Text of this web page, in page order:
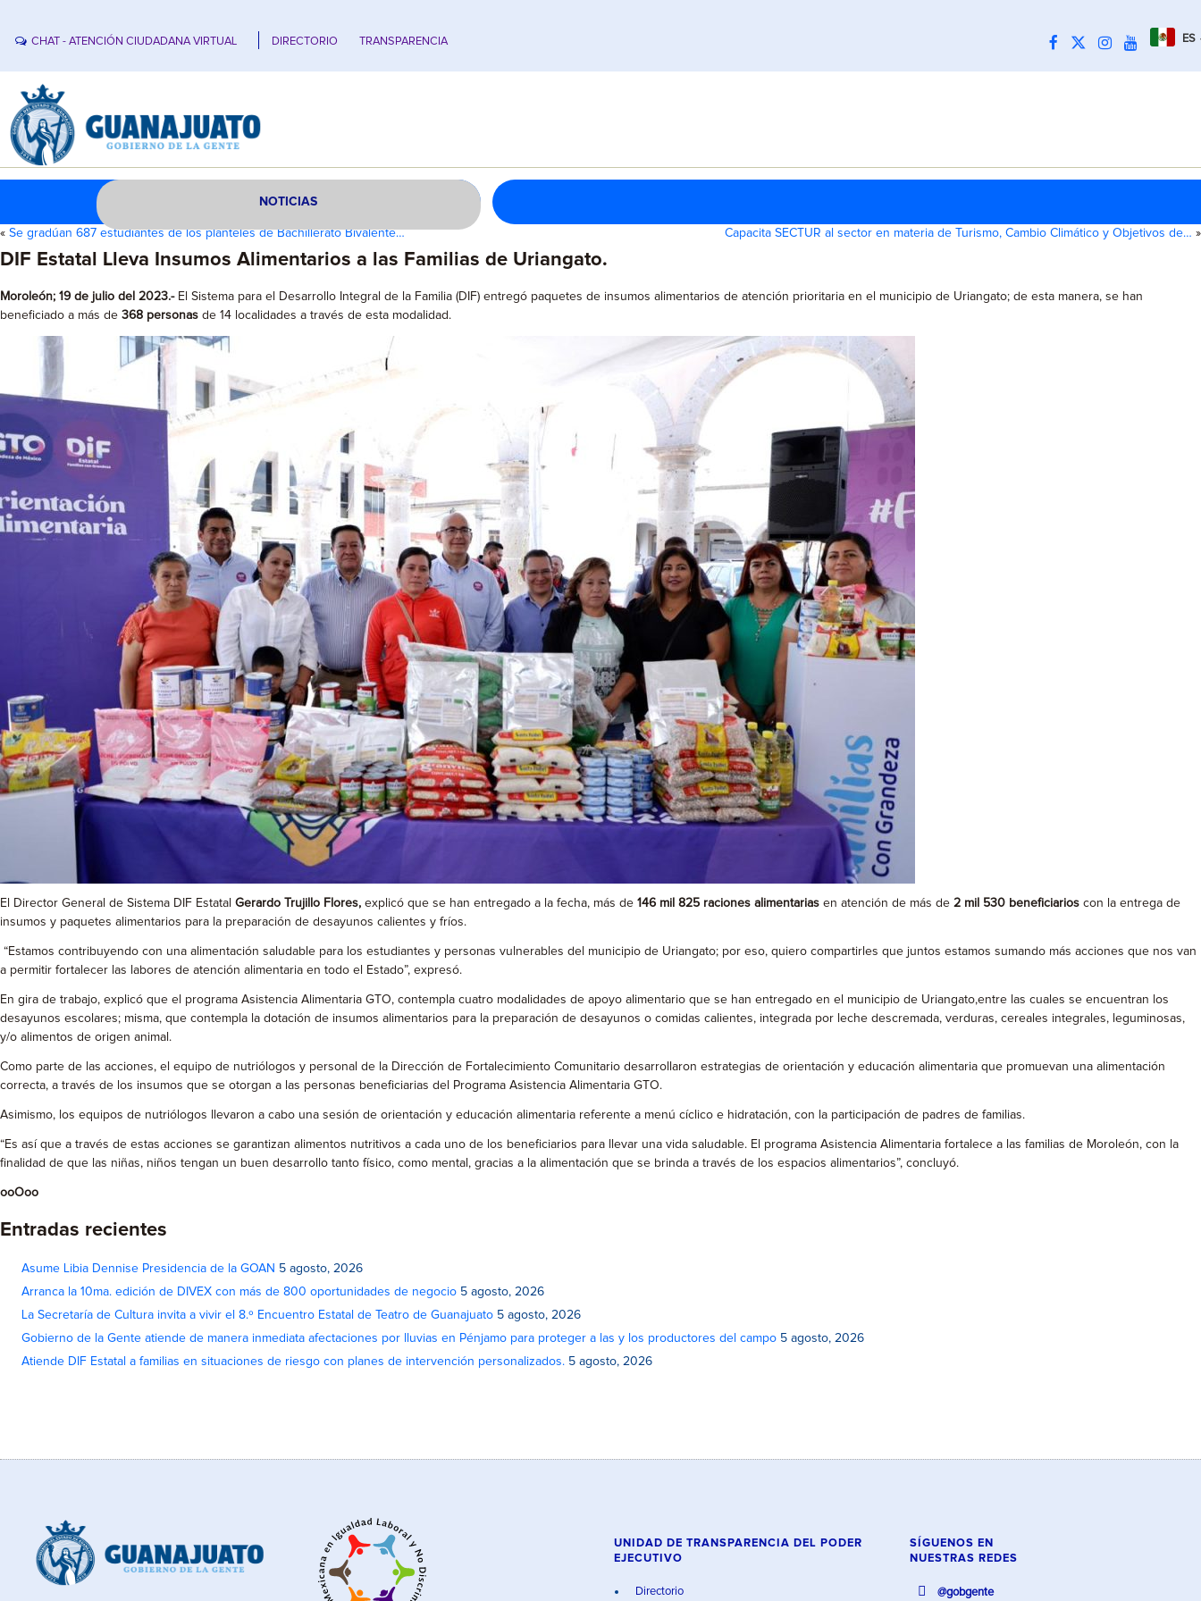
CHAT - ATENCIÓN CIUDADANA VIRTUAL DIRECTORIO TRANSPARENCIA ES
NOTICIAS
« Se gradúan 687 estudiantes de los planteles de Bachillerato Bivalente… Capacita SECTUR al sector en materia de Turismo, Cambio Climático y Objetivos de… »
DIF Estatal Lleva Insumos Alimentarios a las Familias de Uriangato.
Moroleón; 19 de julio del 2023.- El Sistema para el Desarrollo Integral de la Familia (DIF) entregó paquetes de insumos alimentarios de atención prioritaria en el municipio de Uriangato; de esta manera, se han
beneficiado a más de 368 personas de 14 localidades a través de esta modalidad.
El Director General de Sistema DIF Estatal Gerardo Trujillo Flores, explicó que se han entregado a la fecha, más de 146 mil 825 raciones alimentarias en atención de más de 2 mil 530 beneficiarios con la entrega de
insumos y paquetes alimentarios para la preparación de desayunos calientes y fríos.
“Estamos contribuyendo con una alimentación saludable para los estudiantes y personas vulnerables del municipio de Uriangato; por eso, quiero compartirles que juntos estamos sumando más acciones que nos van
a permitir fortalecer las labores de atención alimentaria en todo el Estado”, expresó.
En gira de trabajo, explicó que el programa Asistencia Alimentaria GTO, contempla cuatro modalidades de apoyo alimentario que se han entregado en el municipio de Uriangato,entre las cuales se encuentran los
desayunos escolares; misma, que contempla la dotación de insumos alimentarios para la preparación de desayunos o comidas calientes, integrada por leche descremada, verduras, cereales integrales, leguminosas,
y/o alimentos de origen animal.
Como parte de las acciones, el equipo de nutriólogos y personal de la Dirección de Fortalecimiento Comunitario desarrollaron estrategias de orientación y educación alimentaria que promuevan una alimentación
correcta, a través de los insumos que se otorgan a las personas beneficiarias del Programa Asistencia Alimentaria GTO.
Asimismo, los equipos de nutriólogos llevaron a cabo una sesión de orientación y educación alimentaria referente a menú cíclico e hidratación, con la participación de padres de familias.
“Es así que a través de estas acciones se garantizan alimentos nutritivos a cada uno de los beneficiarios para llevar una vida saludable. El programa Asistencia Alimentaria fortalece a las familias de Moroleón, con la
finalidad de que las niñas, niños tengan un buen desarrollo tanto físico, como mental, gracias a la alimentación que se brinda a través de los espacios alimentarios”, concluyó.
ooOoo
Entradas recientes
Asume Libia Dennise Presidencia de la GOAN 5 agosto, 2026
Arranca la 10ma. edición de DIVEX con más de 800 oportunidades de negocio 5 agosto, 2026
La Secretaría de Cultura invita a vivir el 8.º Encuentro Estatal de Teatro de Guanajuato 5 agosto, 2026
Gobierno de la Gente atiende de manera inmediata afectaciones por lluvias en Pénjamo para proteger a las y los productores del campo 5 agosto, 2026
Atiende DIF Estatal a familias en situaciones de riesgo con planes de intervención personalizados. 5 agosto, 2026
UNIDAD DE TRANSPARENCIA DEL PODER
EJECUTIVO
Directorio
SÍGUENOS EN
NUESTRAS REDES
@gobgente